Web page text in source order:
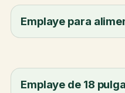
Emplaye para
Emplaye de 18